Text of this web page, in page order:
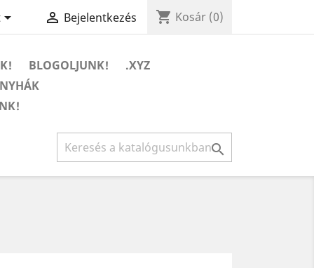
 Bejelentkezés shopping_cart Kosár (0)
BLOGOLJUNK!
.XYZ
